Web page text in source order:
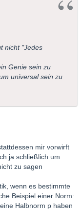
nicht "Jedes
Genie sein zu
universal sein zu
mir vorwirft
ja schließlich um
zu sagen
wenn es bestimmte
Beispiel einer Norm:
Halbnorm p haben